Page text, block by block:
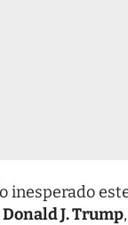
inesperado
Donald J. Trump